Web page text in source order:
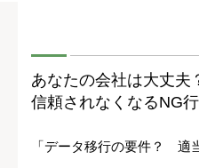
あなたの会社は大丈
信頼されなくなるNG
「データ移行の要件？ 適